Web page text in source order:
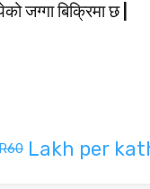
जग्गा बिक्रिमा छ |
Lakh per